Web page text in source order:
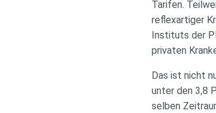
Tarifen.
reflexartiger
Instituts der
privaten
Das ist nicht
unter den 3,8
selben